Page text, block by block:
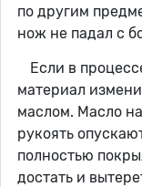
по другим
нож не падал с
Если в
материал
маслом. Масло
рукоять
полностью
достать и